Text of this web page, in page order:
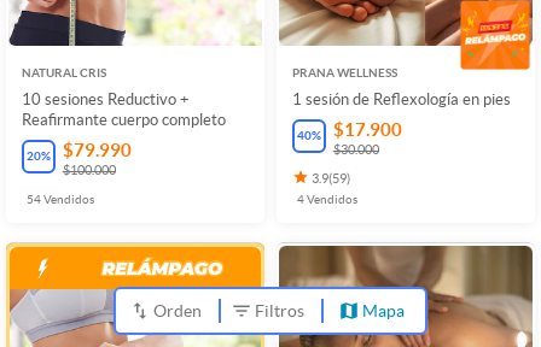
NATURAL CRIS
10 sesiones Reductivo +
Reafirmante cuerpo completo
20% $79.990
$100.000
54Vendidos
PRANA WELLNESS
1 sesión de Reflexología en pies
40% $17.900
$30.000
3.9(59)
4Vendidos
Orden Filtros Mapa